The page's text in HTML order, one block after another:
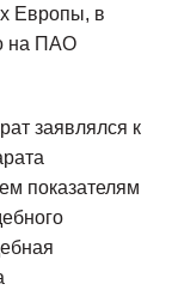
Европы, в
на ПАО
заявлялся к
показателям